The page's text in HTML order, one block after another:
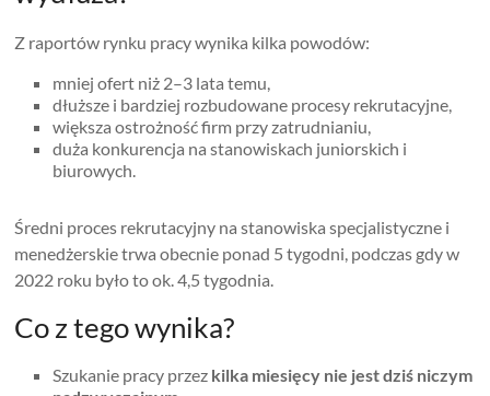
Z raportów rynku pracy wynika kilka powodów:
mniej ofert niż 2–3 lata temu,
dłuższe i bardziej rozbudowane procesy rekrutacyjne,
większa ostrożność firm przy zatrudnianiu,
duża konkurencja na stanowiskach juniorskich i
biurowych.
Średni proces rekrutacyjny na stanowiska specjalistyczne i
menedżerskie trwa obecnie ponad 5 tygodni, podczas gdy w
2022 roku było to ok. 4,5 tygodnia.
Co z tego wynika?
Szukanie pracy przez kilka miesięcy nie jest dziś niczym